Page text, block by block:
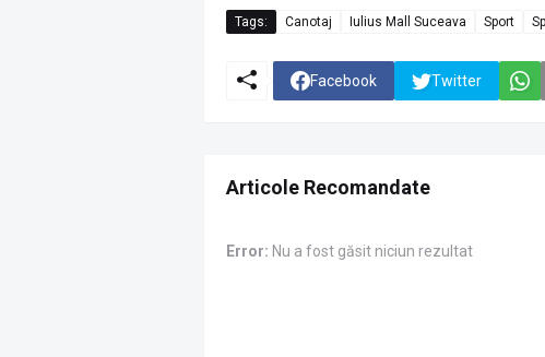
Tags: Canotaj Iulius Mall Suceava Sport
Facebook Twitter
Articole Recomandate
Error: Nu a fost găsit niciun rezultat